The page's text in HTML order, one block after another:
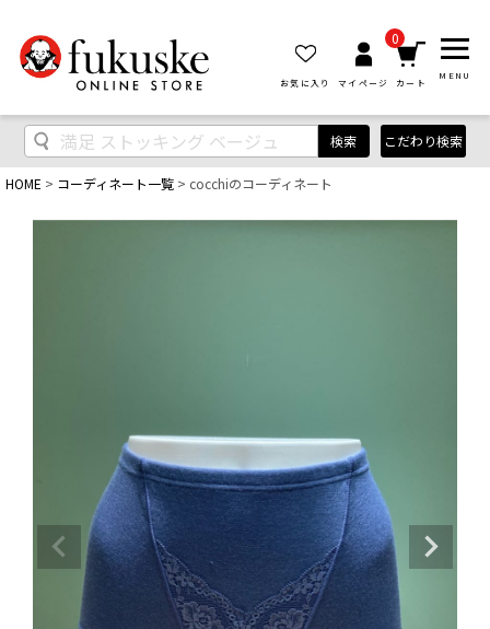
お気に入り マイページ
0
カート
MENU
検索 こだわり検索
HOME コーディネート一覧 cocchiのコーディネート